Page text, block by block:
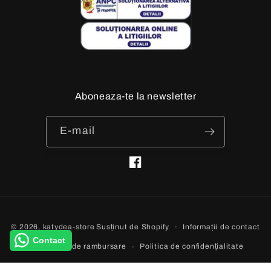
Aboneaza-te la newsletter
E-mail
Facebook
de
plată
© 2026, katydea-store Susținut de Shopify Informații de contact
Politica de rambursare Politica de confidențialitate
Contact